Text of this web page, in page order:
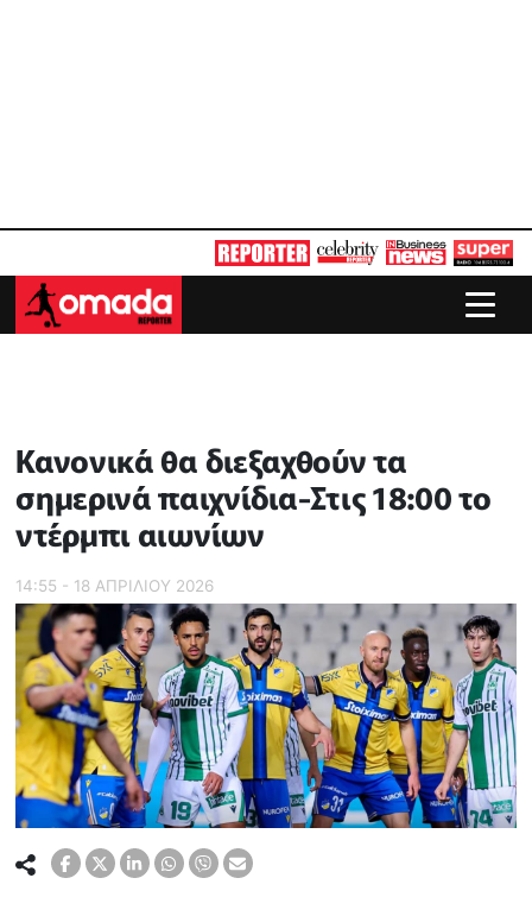
Κανονικά θα διεξαχθούν τα
σημερινά παιχνίδια-Στις 18:00 το
ντέρμπι αιωνίων
14:55 - 18 ΑΠΡΙΛΙΟΥ 2026